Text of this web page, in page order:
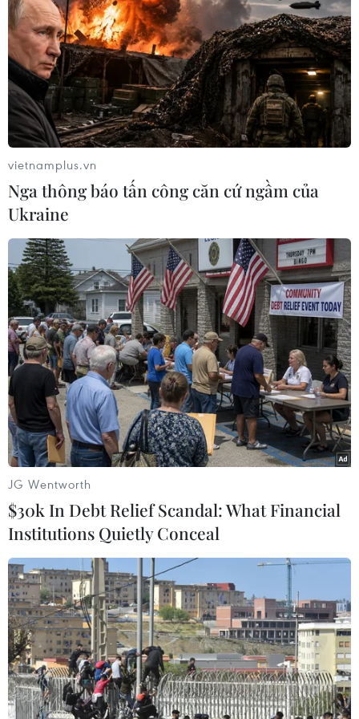
Giá dầu châu Á tăng nhẹ trước khả năng
OPEC giảm mạnh sản lượng
21/12/2018 12:08
Trong phiên giao dịch chiều 21/12, giá dầu châu Á tăng
nhẹ sau khi giảm 5% trong phiên trước đó, trước những
tín hiệu cho thấy kế hoạch cắt giảm sản lượng có thể
mạnh hơn dự kiến.
Nhìn lại thị trường dầu mỏ thế giới đầy
vietnamplus.vn
Nga thông báo tấn công căn cứ ngầm của
Ukraine
JG Wentworth
$30k In Debt Relief Scandal: What Financial
Institutions Quietly Conceal